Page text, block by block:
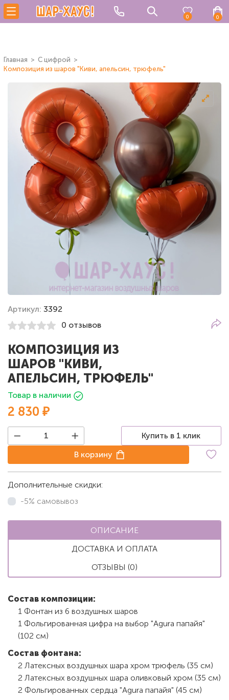
0 0
Главная
C цифрой
Композиция из шаров "Киви, апельсин, трюфель"
Артикул: 3392
0 отзывов
КОМПОЗИЦИЯ ИЗ
ШАРОВ "КИВИ,
АПЕЛЬСИН, ТРЮФЕЛЬ"
Товар в наличии
2 830 ₽
Купить в 1 клик
В корзину
Дополнительные скидки:
-5% самовывоз
ОПИСАНИЕ
ДОСТАВКА И ОПЛАТА
ОТЗЫВЫ (0)
Состав композиции:
1 Фонтан из 6 воздушных шаров
1 Фольгированная цифра на выбор "Agura папайя"
(102 см)
Состав фонтана:
2 Латексных воздушных шара хром трюфель (35 см)
2 Латексных воздушных шара оливковый хром (35 см)
2 Фольгированных сердца "Agura папайя" (45 см)